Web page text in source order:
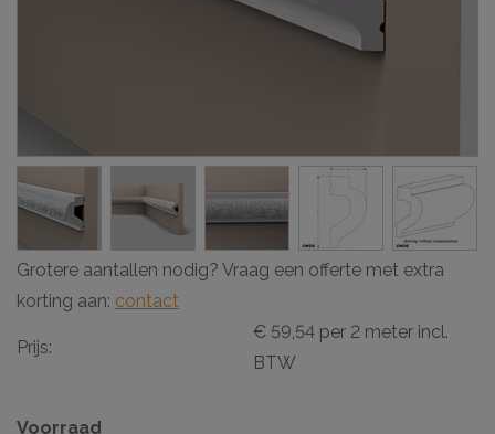
Grotere aantallen nodig? Vraag een offerte met extra
korting aan: contact
Prijs:
€ 59,54 per 2 meter incl.
BTW
Voorraad